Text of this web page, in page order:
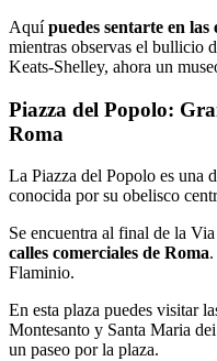
Aquípuedes sentarte en
mientras observas el bullicio
Keats-Shelley, ahora un
Piazza del Popolo:
Roma
La Piazza del Popolo es una
conocida por su obelisco
Se encuentra al final de la
calles comerciales de Roma
Flaminio.
En esta plaza puedes visitar
Montesanto y Santa Maria
un paseo por la plaza.